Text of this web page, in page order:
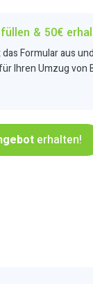
& 50€
Formular aus
Ihren Umzug von
erhalten!